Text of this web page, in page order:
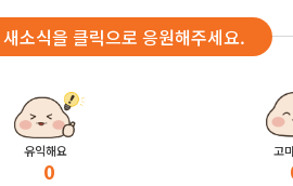
소식을 클릭으로 응원해주세요.
유익해요
0
고